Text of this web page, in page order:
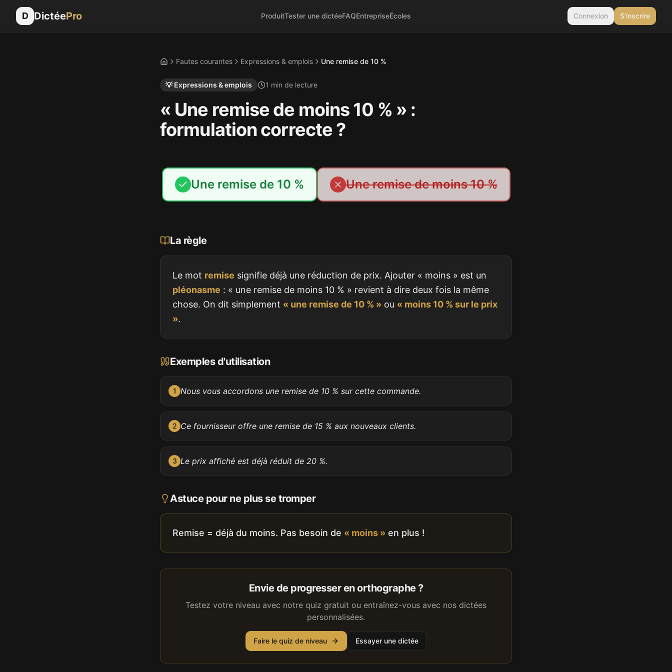
D DictéePro ProduitTester une dictéeFAQEntrepriseÉcoles Connexion S'inscrire
AccueilFautes courantes Expressions & emplois Une remise de 10 %
💡 Expressions & emplois 1 min de lecture
« Une remise de moins 10 % » :
formulation correcte ?
Une remise de 10 % Une remise de moins 10 %
La règle
Le mot remise signifie déjà une réduction de prix. Ajouter « moins » est un
pléonasme : « une remise de moins 10 % » revient à dire deux fois la même
chose. On dit simplement « une remise de 10 % » ou « moins 10 % sur le prix
».
Exemples d'utilisation
1 Nous vous accordons une remise de 10 % sur cette commande.
2 Ce fournisseur offre une remise de 15 % aux nouveaux clients.
3 Le prix affiché est déjà réduit de 20 %.
Astuce pour ne plus se tromper
Remise = déjà du moins. Pas besoin de « moins » en plus !
Envie de progresser en orthographe ?
Testez votre niveau avec notre quiz gratuit ou entraînez-vous avec nos dictées
personnalisées.
Faire le quiz de niveau Essayer une dictée